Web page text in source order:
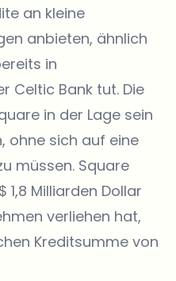
an kleine
anbieten, ähnlich
in
Celtic Bank tut. Die
in der Lage sein
ohne sich auf eine
müssen. Square
1,8 Milliarden Dollar
verliehen hat,
Kreditsumme von